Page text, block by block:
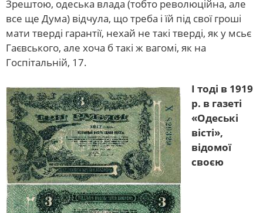
Зрештою, одеська влада (тобто революційна, але
все ще Дума) відчула, що треба і їй під свої гроші
мати тверді гарантії, нехай не такі тверді, як у мсьє
Гаєвського, але хоча б такі ж вагомі, як на
Госпітальній, 17.
І тоді в 1919
р. в газеті
«Одеські
вісті»,
відомої
своєю